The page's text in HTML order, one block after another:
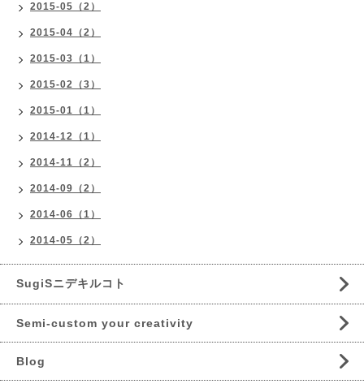
2015-05（2）
2015-04（2）
2015-03（1）
2015-02（3）
2015-01（1）
2014-12（1）
2014-11（2）
2014-09（2）
2014-06（1）
2014-05（2）
SugiSニデキルコト
Semi-custom your creativity
Blog